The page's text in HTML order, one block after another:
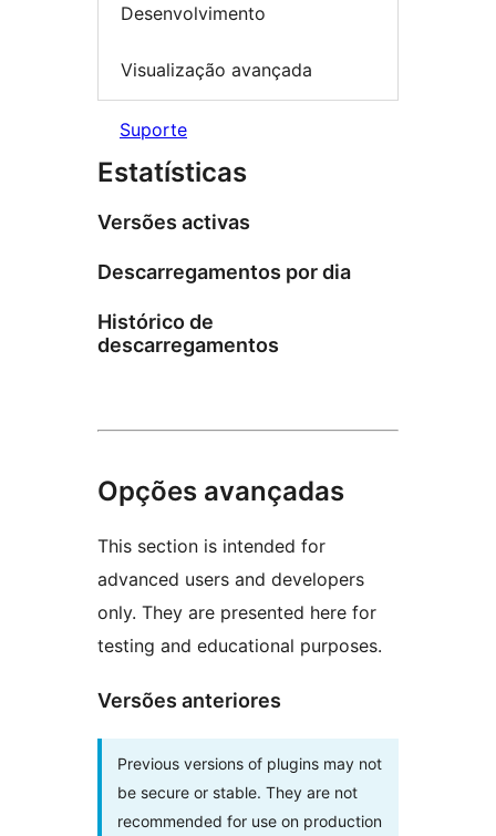
Desenvolvimento
Visualização avançada
Suporte
Estatísticas
Versões activas
Descarregamentos por dia
Histórico de
descarregamentos
Opções avançadas
This section is intended for
advanced users and developers
only. They are presented here for
testing and educational purposes.
Versões anteriores
Previous versions of plugins may not
be secure or stable. They are not
recommended for use on production